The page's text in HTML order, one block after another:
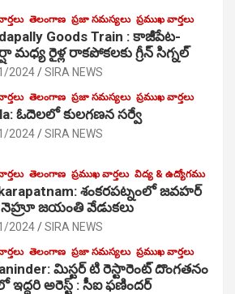
తెలంగాణ ప్రజా సమస్యలు ప్రముఖ వార్తలు
Goods Train : కాజీపేట-
మధ్య రైళ్ల రాకపోకలకు గ్రీన్ సిగ్నల్
2024 SIRA NEWS
తెలంగాణ ప్రజా సమస్యలు ప్రముఖ వార్తలు
ఓదెలలో కులగణన సర్వే
2024 SIRA NEWS
తెలంగాణ ప్రముఖ వార్తలు విద్య & ఉద్యోగము
శంకరపట్నంలో జవహర్
జయంతి వేడుకలు
2024 SIRA NEWS
తెలంగాణ ప్రజా సమస్యలు ప్రముఖ వార్తలు
మిస్టర్ టి రెస్టారెంట్ దొంగతనం
ఇద్దరి అరెస్ట్ : సీఐ ఫణిందర్